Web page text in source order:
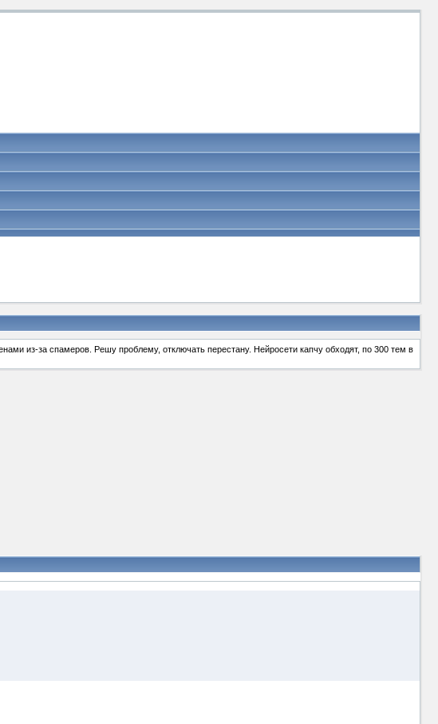
из-за спамеров. Решу проблему, отключать перестану. Нейросети капчу обходят, по 300 тем в